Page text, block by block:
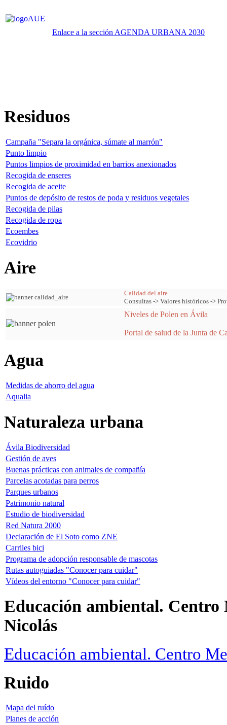
Enlace a la sección AGENDA URBANA 2030
Residuos
Campaña "Separa la orgánica, súmate al marrón"
Punto limpio
Puntos limpios de proximidad en barrios anexionados
Recogida de enseres
Recogida de aceite
Puntos de depósito de restos de poda y residuos vegetales
Recogida de pilas
Recogida de ropa
Ecoembes
Ecovidrio
Aire
Calidad del aire
Consultas -> Valores históricos ->
Niveles de Polen en Ávila
Portal de salud de la Junta de
Agua
Medidas de ahorro del agua
Aqualia
Naturaleza urbana
Ávila Biodiversidad
Gestión de aves
Buenas prácticas con animales de compañía
Parcelas acotadas para perros
Parques urbanos
Patrimonio natural
Estudio de biodiversidad
Red Natura 2000
Declaración de El Soto como ZNE
Carriles bici
Programa de adopción responsable de mascotas
Rutas autoguiadas "Conocer para cuidar"
Vídeos del entorno "Conocer para cuidar"
Educación ambiental. Centro
Nicolás
Educación ambiental. Centro
Ruido
Mapa del ruído
Planes de acción